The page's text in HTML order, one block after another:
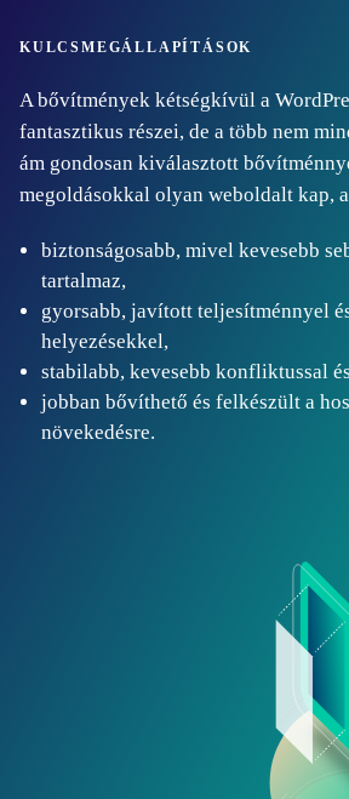
KULCSMEGÁLLAPÍTÁSOK
A bővítmények kétségkívül a
fantasztikus részei, de a több nem
ám gondosan kiválasztott
megoldásokkal olyan weboldalt kap,
biztonságosabb, mivel kevesebb
tartalmaz,
gyorsabb, javított teljesítménnyel
helyezésekkel,
stabilabb, kevesebb konfliktussal
jobban bővíthető és felkészült a
növekedésre.